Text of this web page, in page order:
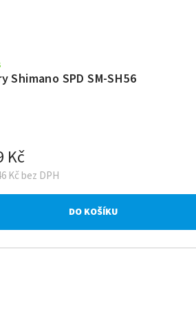
Shimano SPD SM-SH56
Kč bez DPH
Kč
DO KOŠÍKU